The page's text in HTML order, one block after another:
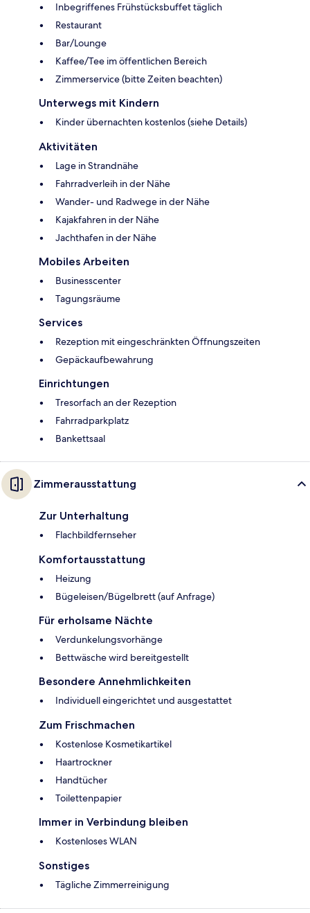
Inbegriffenes Frühstücksbuffet täglich
Restaurant
Bar/Lounge
Kaffee/Tee im öffentlichen Bereich
Zimmerservice (bitte Zeiten beachten)
Unterwegs mit Kindern
Kinder übernachten kostenlos (siehe Details)
Aktivitäten
Lage in Strandnähe
Fahrradverleih in der Nähe
Wander- und Radwege in der Nähe
Kajakfahren in der Nähe
Jachthafen in der Nähe
Mobiles Arbeiten
Businesscenter
Tagungsräume
Services
Rezeption mit eingeschränkten Öffnungszeiten
Gepäckaufbewahrung
Einrichtungen
Tresorfach an der Rezeption
Fahrradparkplatz
Bankettsaal
Zimmerausstattung
Zur Unterhaltung
Flachbildfernseher
Komfortausstattung
Heizung
Bügeleisen/Bügelbrett (auf Anfrage)
Für erholsame Nächte
Verdunkelungsvorhänge
Bettwäsche wird bereitgestellt
Besondere Annehmlichkeiten
Individuell eingerichtet und ausgestattet
Zum Frischmachen
Kostenlose Kosmetikartikel
Haartrockner
Handtücher
Toilettenpapier
Immer in Verbindung bleiben
Kostenloses WLAN
Sonstiges
Tägliche Zimmerreinigung